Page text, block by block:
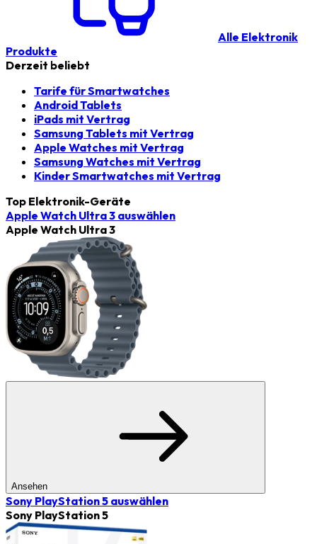
Alle Elektronik
Produkte
Derzeit beliebt
Tarife für Smartwatches
Android Tablets
iPads mit Vertrag
Samsung Tablets mit Vertrag
Apple Watches mit Vertrag
Samsung Watches mit Vertrag
Kinder Smartwatches mit Vertrag
Top Elektronik-Geräte
Apple Watch Ultra 3 auswählen
Apple Watch Ultra 3
Ansehen
Sony PlayStation 5 auswählen
Sony PlayStation 5